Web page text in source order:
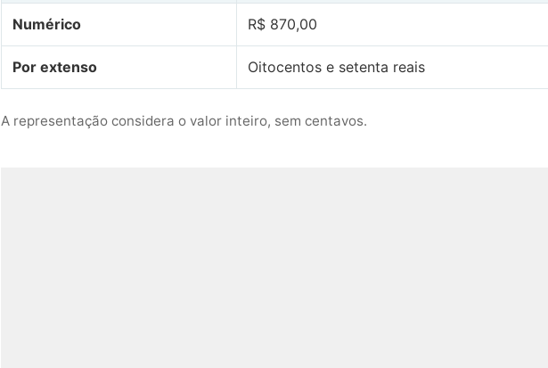
Numérico R$ 870,00
Por extenso Oitocentos e setenta reais
A representação considera o valor inteiro, sem centavos.